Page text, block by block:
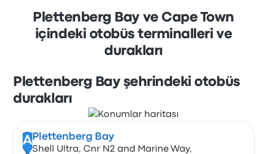
Plettenberg Bay ve Cape Town
içindeki otobüs terminalleri ve
durakları
Plettenberg Bay şehrindeki otobüs
durakları
A Plettenberg Bay
Shell Ultra, Cnr N2 and Marine Way,